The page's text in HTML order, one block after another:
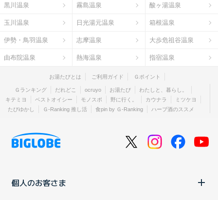
黒川温泉 霧島温泉 酸ヶ湯温泉
玉川温泉 日光湯元温泉 箱根温泉
伊勢・鳥羽温泉 志摩温泉 大歩危祖谷温泉
由布院温泉 熱海温泉 指宿温泉
お湯たびとは ご利用ガイド Ｇポイント
Ｇランキング だれどこ ocruyo お湯たび
わたしと、暮らし。
キテミヨ
ベストオイシー モノスポ 野に行く。 カウナラ
ミツケヨ
たびゆかし
Ｇ-Ranking 推し活 食pin by Ｇ-Ranking ハーブ酒のススメ
個人のお客さま